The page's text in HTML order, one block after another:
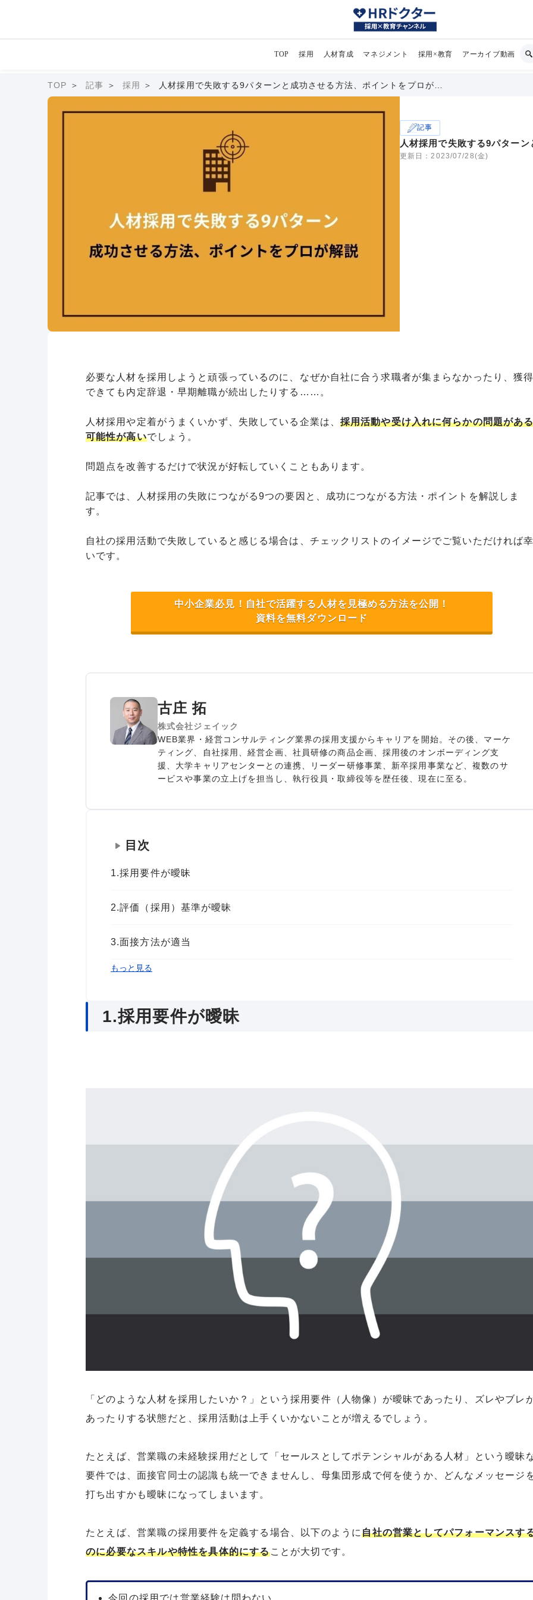
TOP 採用 人材育成 マネジメント 採用×教育 アーカイブ動画
TOP 記事 採用 人材採用で失敗する9パターンと成功させる方法、ポイントをプロが…
記事
人材採用で失敗する9パター
更新日：2023/07/28(金)
必要な人材を採用しようと頑張っているのに、なぜか自社に合う求職者が集まらなかったり、獲得
できても内定辞退・早期離職が続出したりする……。
人材採用や定着がうまくいかず、失敗している企業は、 採用活動や受け入れに何らかの問題がある
可能性が高いでしょう。
問題点を改善するだけで状況が好転していくこともあります。
記事では、人材採用の失敗につながる9つの要因と、成功につながる方法・ポイントを解説しま
す。
自社の採用活動で失敗していると感じる場合は、チェックリストのイメージでご覧いただければ幸
いです。
中小企業必見！自社で活躍する人材を見極める方法を公開！
資料を無料ダウンロード
古庄 拓
株式会社ジェイック
WEB業界・経営コンサルティング業界の採用支援からキャリアを開始。その後、マーケ
ティング、自社採用、経営企画、社員研修の商品企画、採用後のオンボーディング支
援、大学キャリアセンターとの連携、リーダー研修事業、新卒採用事業など、複数のサ
ービスや事業の立上げを担当し、執行役員・取締役等を歴任後、現在に至る。
目次
1.採用要件が曖昧
2.評価（採用）基準が曖昧
3.面接方法が適当
4.カルチャーフィットが考慮されていない
5.間違った採用チャネル選び
6.魅力が適切に言語化されていない
7.候補者体験（CX）視点の不足
8.内定後のフォロー不足
9.採用後の受け入れ・教育体制の不足
まとめ
もっと見る
1.採用要件が曖昧
「どのような人材を採用したいか？」という採用要件（人物像）が曖昧であったり、ズレやブレ
あったりする状態だと、採用活動は上手くいかないことが増えるでしょう。
たとえば、営業職の未経験採用だとして「セールスとしてポテンシャルがある人材」という曖昧
要件では、面接官同士の認識も統一できませんし、母集団形成で何を使うか、どんなメッセージ
打ち出すかも曖昧になってしまいます。
たとえば、営業職の採用要件を定義する場合、以下のように自社の営業としてパフォーマンスす
のに必要なスキルや特性を具体的にすることが大切です。
今回の採用では営業経験は問わない